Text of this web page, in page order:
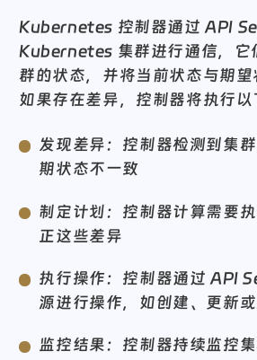
Kubernetes 控制器通过 API
Kubernetes 集群进行通信，它
群的状态，并将当前状态与期望
发现差异：控制器检测到集群
制定计划：控制器计算需要执
执行操作：控制器通过 API